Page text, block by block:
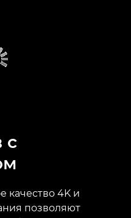
с
качество 4K и
позволяют